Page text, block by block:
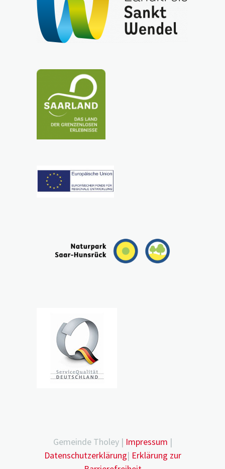
Gemeinde Tholey | Impressum |
Datenschutzerklärung| Erklärung zur